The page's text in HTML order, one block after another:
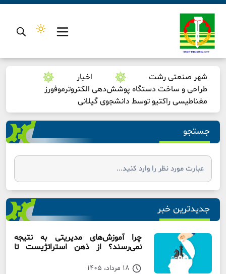
شهر صنعتی رشت
اخبار
طراحی و ساخت دستگاه پوشش‌دهی الکتروترموفورز
مغناطیسی راکتیو توسط دانشجوی گیلانی
جستجو
جدیدترین خبر
چرا آموزش‌های مدیریتی به نتیجه
نمی‌رسند؟ از ذهن استراتژیست تا
18 مرداد، 1405